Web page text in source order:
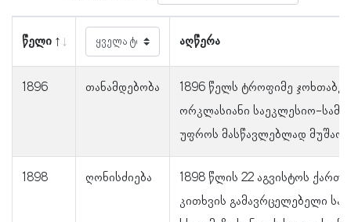
წელი აღწერა
1896 თანამდებობა
1896 წელს ტროფიმე
ორკლასიანი საეკლესიო-
უფროს მასწავლებლად
1898 ღონისძიება
1898 წლის 22 აგვისტოს
კითხვის გამავრცელებელი